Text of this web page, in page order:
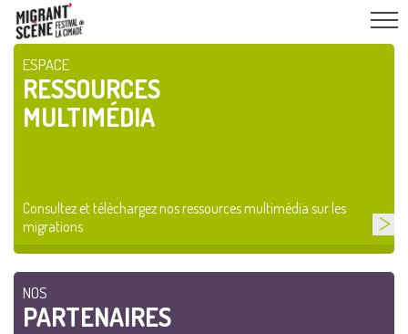
ESPACE
RESSOURCES
MULTIMÉDIA
Consultez et téléchargez nos ressources multimédia sur les
migrations
NOS
PARTENAIRES